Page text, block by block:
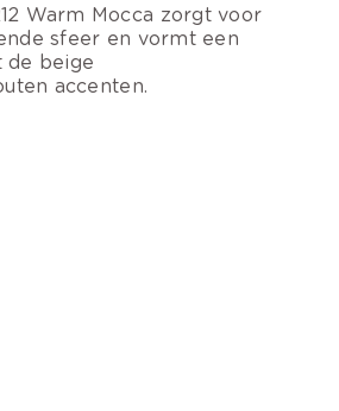
Warm Mocca zorgt voor
sfeer en vormt een
de beige
accenten.